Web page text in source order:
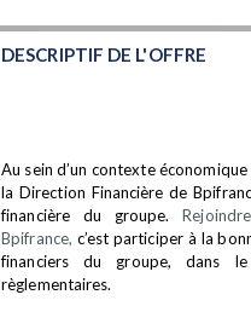
DESCRIPTIF DE L'OFFRE
Au sein d’un contexte
la Direction Financière de
financière du groupe.
Bpifrance, c’est participer à la
financiers du groupe, dans
règlementaires.